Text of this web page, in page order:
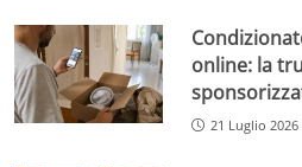
online: la
21 Luglio 2026